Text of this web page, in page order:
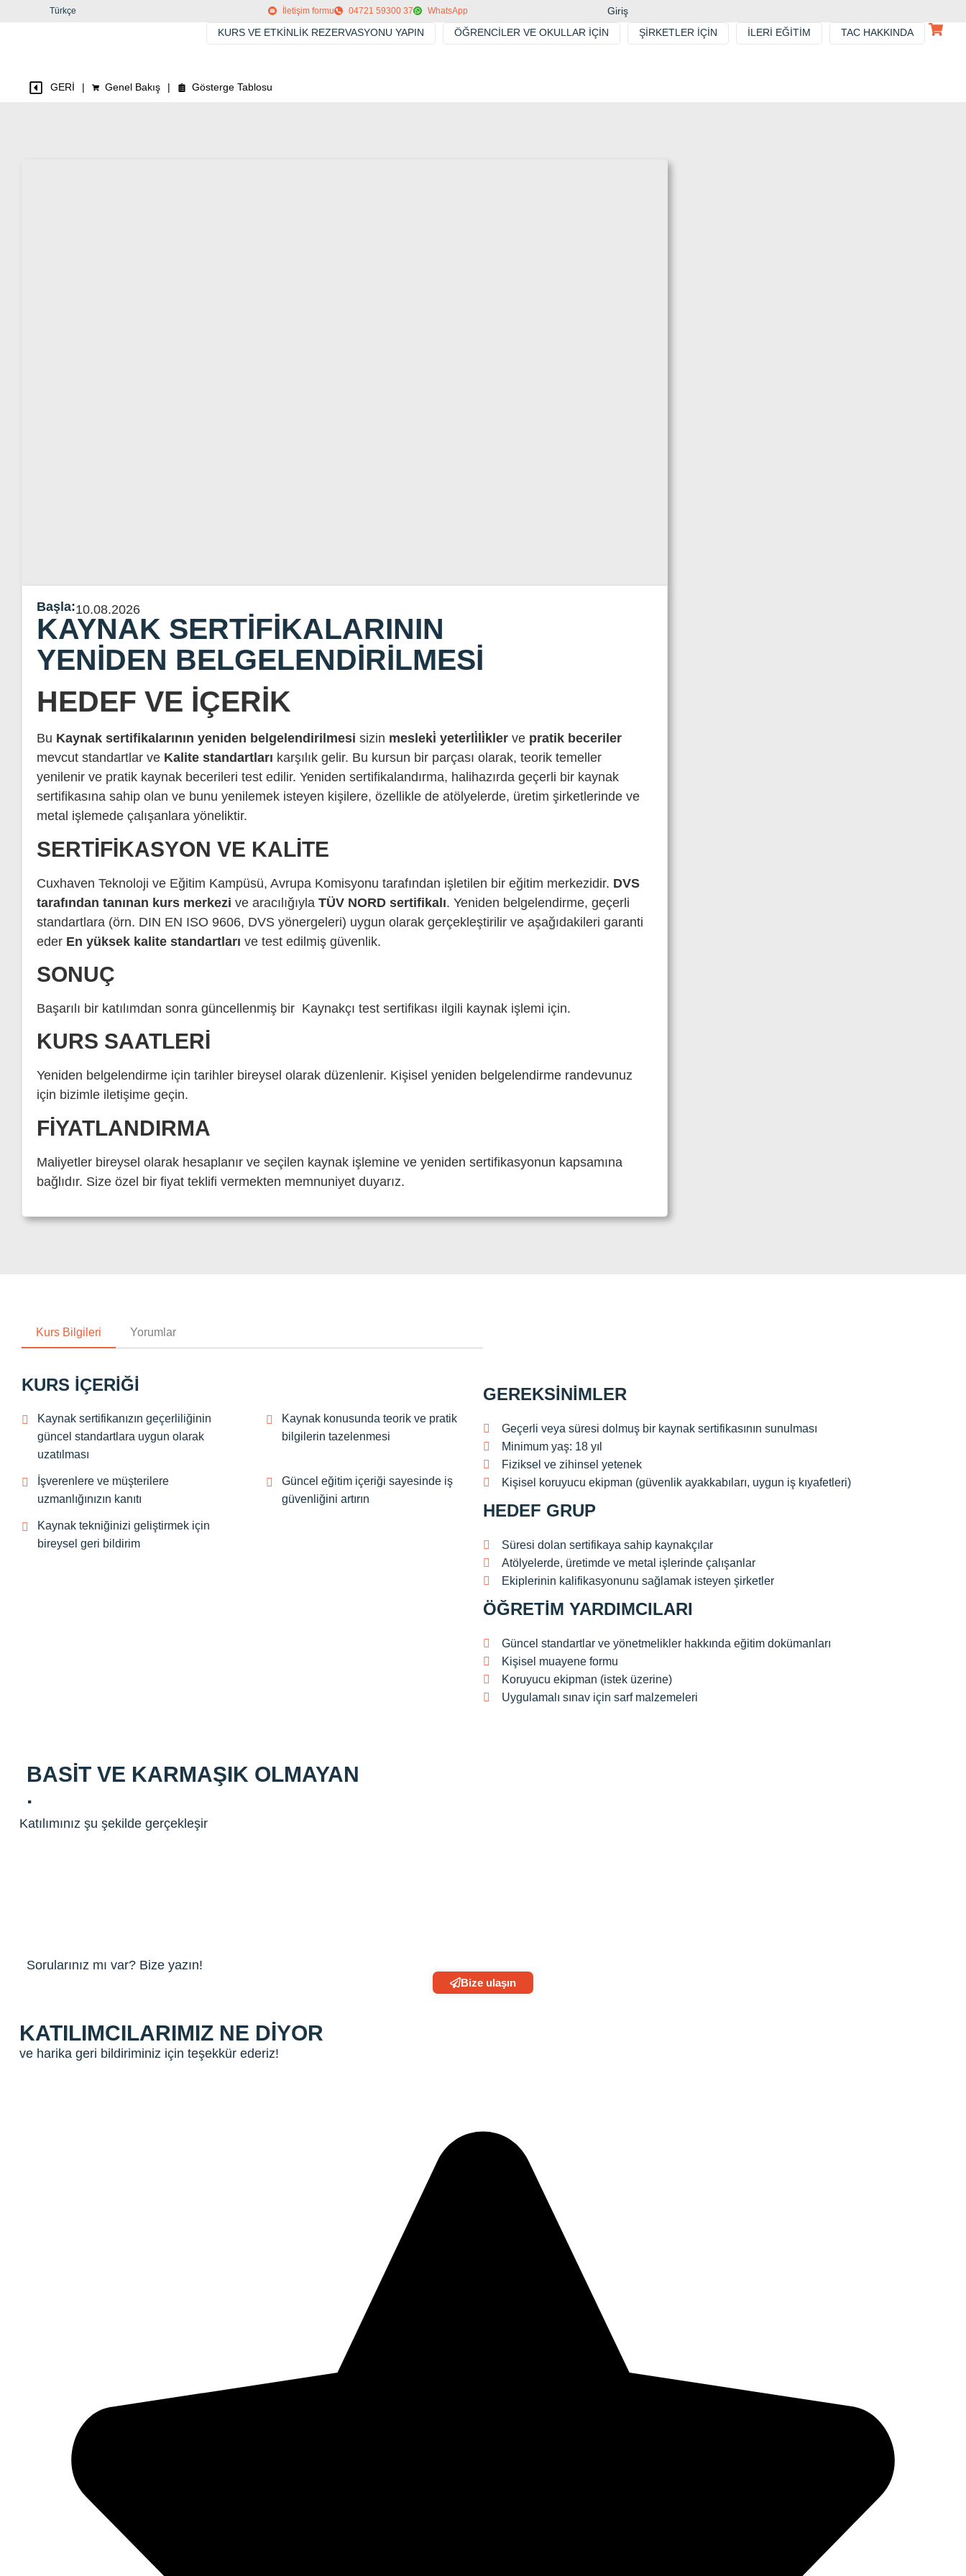
Türkçe İletişim formu 04721 59300 37 WhatsApp
Giriş
KURS VE ETKINLIK REZERVASYONU YAPIN
ÖĞRENCILER VE OKULLAR IÇIN ŞIRKETLER IÇIN İLERI EĞITIM TAC HAKKINDA
GERİ | Genel Bakış | Gösterge Tablosu
Başla:10.08.2026
KAYNAK SERTIFIKALARININ
YENIDEN BELGELENDIRILMESI
HEDEF VE IÇERIK
Bu Kaynak sertifikalarının yeniden belgelendirilmesi sizin mesleki̇ yeterli̇li̇kler ve pratik beceriler
mevcut standartlar ve Kalite standartları karşılık gelir. Bu kursun bir parçası olarak, teorik temeller
yenilenir ve pratik kaynak becerileri test edilir. Yeniden sertifikalandırma, halihazırda geçerli bir kaynak
sertifikasına sahip olan ve bunu yenilemek isteyen kişilere, özellikle de atölyelerde, üretim şirketlerinde ve
metal işlemede çalışanlara yöneliktir.
SERTIFIKASYON VE KALITE
Cuxhaven Teknoloji ve Eğitim Kampüsü, Avrupa Komisyonu tarafından işletilen bir eğitim merkezidir. DVS
tarafından tanınan kurs merkezi ve aracılığıyla TÜV NORD sertifikalı. Yeniden belgelendirme, geçerli
standartlara (örn. DIN EN ISO 9606, DVS yönergeleri) uygun olarak gerçekleştirilir ve aşağıdakileri garanti
eder En yüksek kalite standartları ve test edilmiş güvenlik.
SONUÇ
Başarılı bir katılımdan sonra güncellenmiş bir Kaynakçı test sertifikası ilgili kaynak işlemi için.
KURS SAATLERI
Yeniden belgelendirme için tarihler bireysel olarak düzenlenir. Kişisel yeniden belgelendirme randevunuz
için bizimle iletişime geçin.
FIYATLANDIRMA
Maliyetler bireysel olarak hesaplanır ve seçilen kaynak işlemine ve yeniden sertifikasyonun kapsamına
bağlıdır. Size özel bir fiyat teklifi vermekten memnuniyet duyarız.
Kurs Bilgileri Yorumlar
KURS IÇERIĞI
Kaynak sertifikanızın geçerliliğinin
güncel standartlara uygun olarak
uzatılması
Kaynak konusunda teorik ve pratik
bilgilerin tazelenmesi
İşverenlere ve müşterilere
uzmanlığınızın kanıtı
Güncel eğitim içeriği sayesinde iş
güvenliğini artırın
Kaynak tekniğinizi geliştirmek için
bireysel geri bildirim
GEREKSINIMLER
Geçerli veya süresi dolmuş bir kaynak sertifikasının sunulması
Minimum yaş: 18 yıl
Fiziksel ve zihinsel yetenek
Kişisel koruyucu ekipman (güvenlik ayakkabıları, uygun iş kıyafetleri)
HEDEF GRUP
Süresi dolan sertifikaya sahip kaynakçılar
Atölyelerde, üretimde ve metal işlerinde çalışanlar
Ekiplerinin kalifikasyonunu sağlamak isteyen şirketler
ÖĞRETIM YARDIMCILARI
Güncel standartlar ve yönetmelikler hakkında eğitim dokümanları
Kişisel muayene formu
Koruyucu ekipman (istek üzerine)
Uygulamalı sınav için sarf malzemeleri
BASIT VE KARMAŞIK OLMAYAN
.
Katılımınız şu şekilde gerçekleşir
Sorularınız mı var? Bize yazın!
Bize ulaşın
KATILIMCILARIMIZ NE DIYOR
ve harika geri bildiriminiz için teşekkür ederiz!